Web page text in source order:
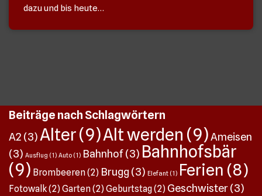
dazu und bis heute…
Beiträge nach Schlagwörtern
A2 (3)Alter(9)Alt werden (9)Ameisen
(3) Ausflug (1) Auto (1) Bahnhof(3) Bahnhofsbär
(9) Brombeeren(2) Brugg (3) Elefant (1) Ferien (8)
Fotowalk(2)Garten(2)Geburtstag(2) Geschwister(3)